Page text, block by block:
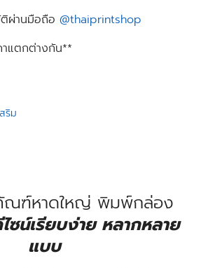
ผ่านมือถือ @thaiprintshop
แตกต่างกัน**
ริม
ณฑ์หาดใหญ่ พิมพ์กล่อง
ซน์เรียบง่าย หลากหลาย
แบบ